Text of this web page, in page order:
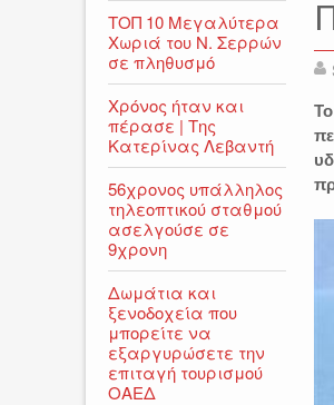
ΤΟΠ 10 Μεγαλύτερα
Χωριά του Ν. Σερρών
σε πληθυσμό
Χρόνος ήταν και
πέρασε | Της
Κατερίνας Λεβαντή
56χρονος υπάλληλος
τηλεοπτικού σταθμού
ασελγούσε σε
9χρονη
Δωμάτια και
ξενοδοχεία που
μπορείτε να
εξαργυρώσετε την
επιταγή τουρισμού
ΟΑΕΔ